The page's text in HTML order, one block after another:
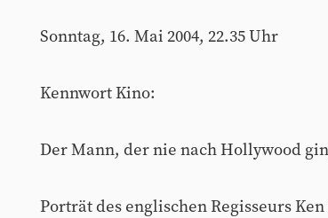
Sonntag, 16. Mai 2004, 22.35 Uhr
Kennwort Kino:
Der Mann, der nie nach Hollywood
Porträt des englischen Regisseurs